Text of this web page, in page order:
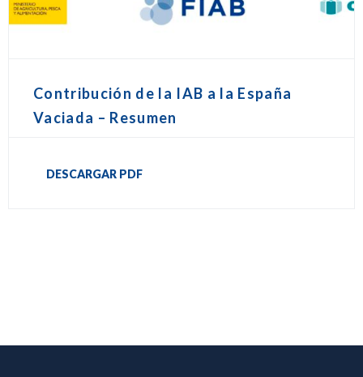
Contribución de la IAB a la España
Vaciada – Resumen
DESCARGAR PDF